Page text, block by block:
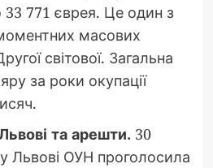
33 771 єврея. Це один з
масових
світової. Загальна
за роки окупації
та арешти. 30
Львові ОУН проголосила